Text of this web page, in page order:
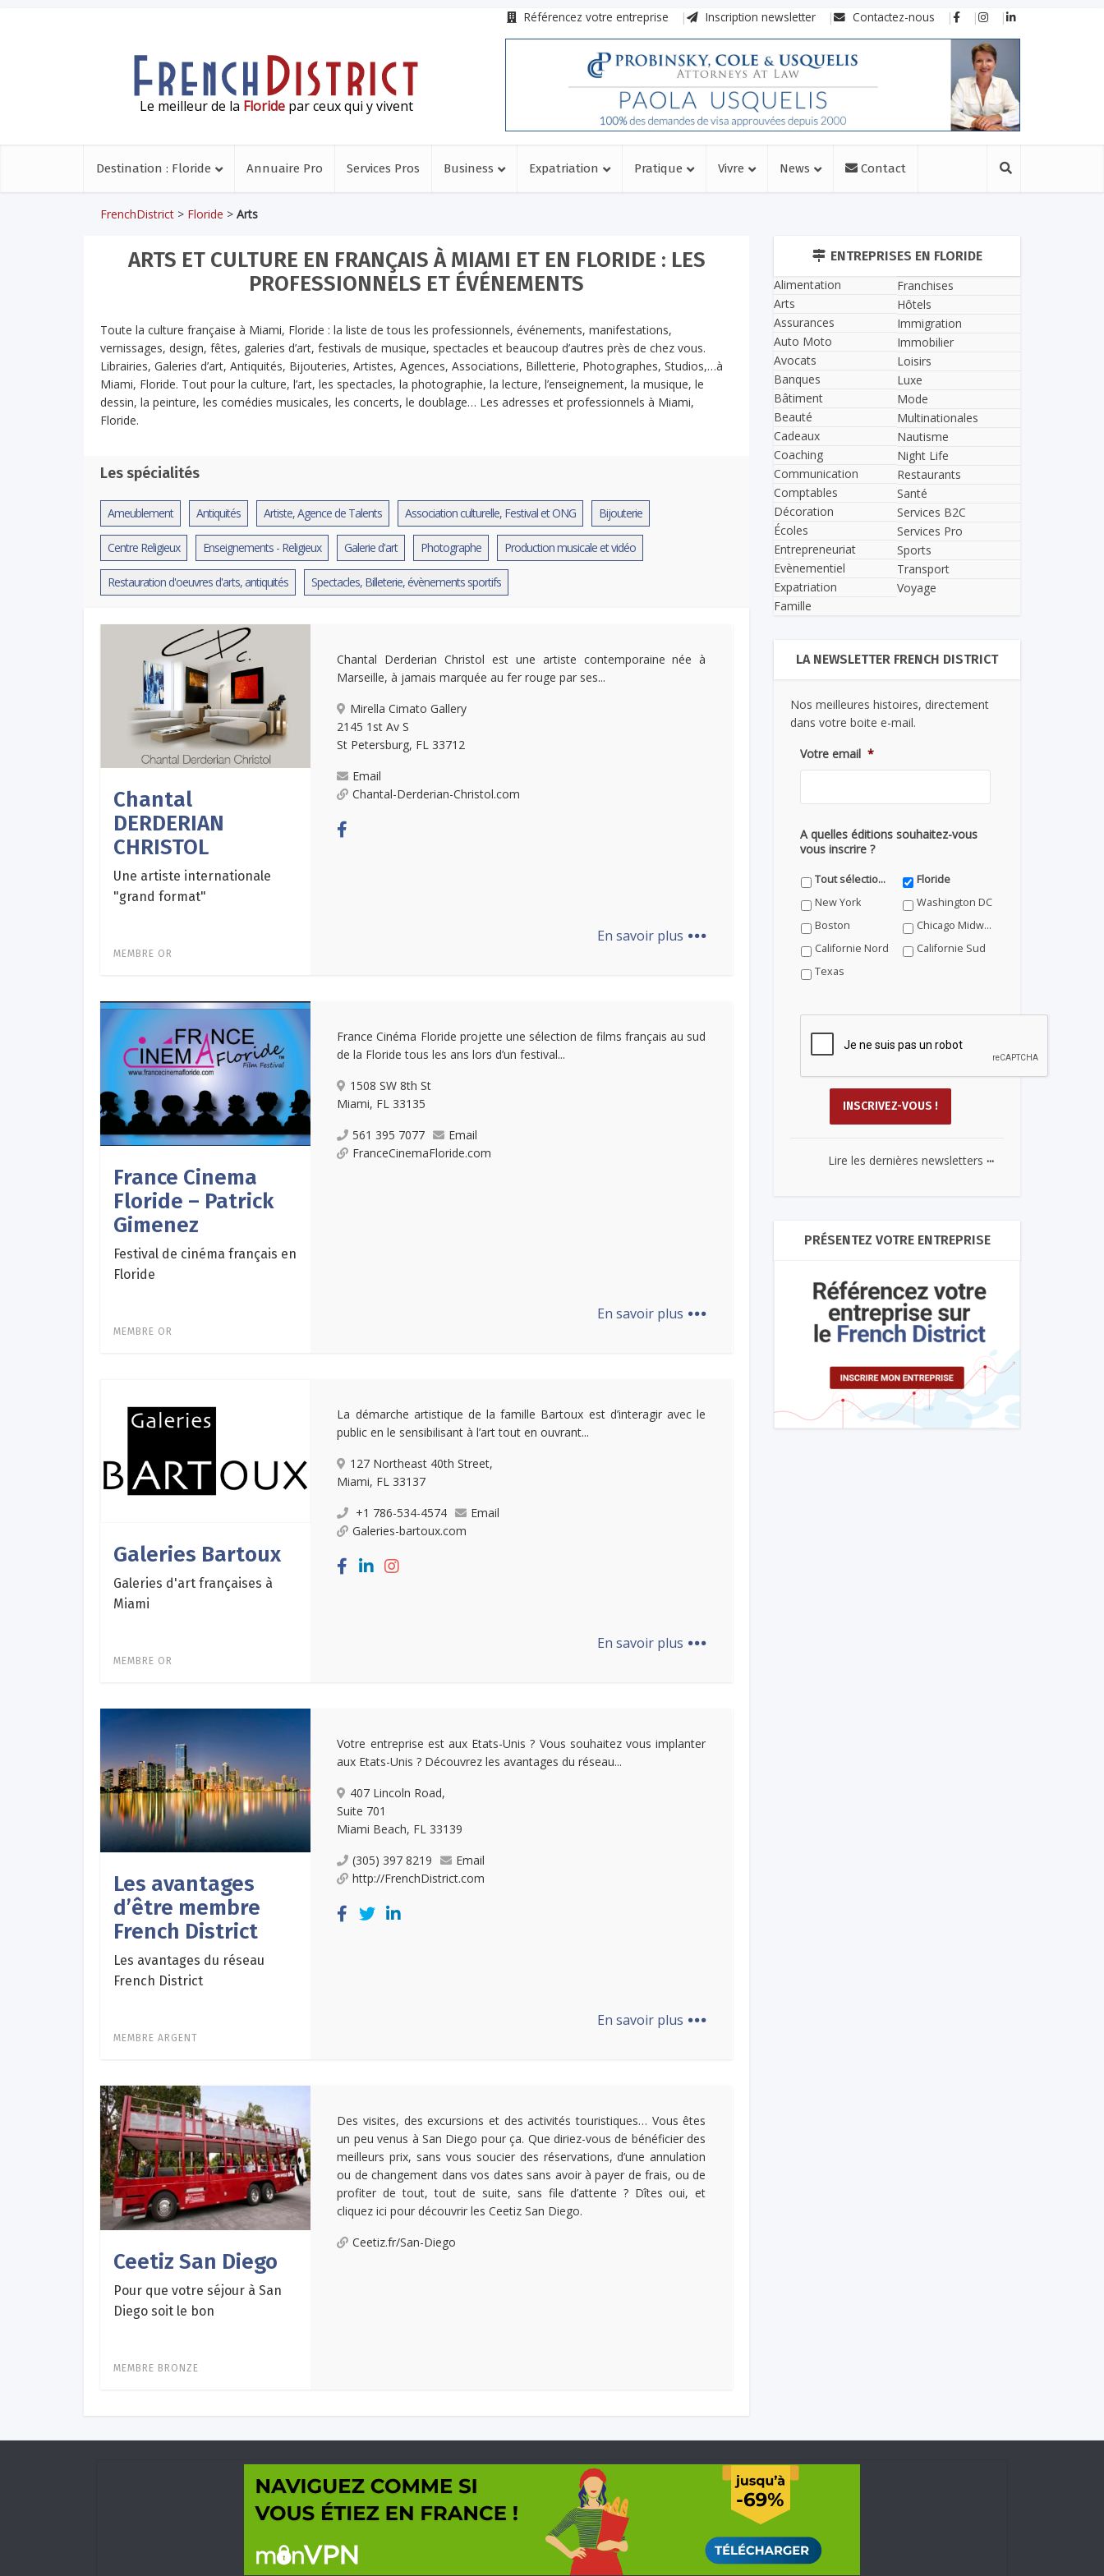
Référencez votre entreprise Inscription newsletter Contactez-nous
Le meilleur de la Floridepar ceux qui y vivent
Destination : Floride Annuaire Pro Services Pros Business Expatriation Pratique Vivre News Contact
FrenchDistrict > Floride > Arts
ARTS ET CULTURE EN FRANÇAIS À MIAMI ET EN FLORIDE : LES
PROFESSIONNELS ET ÉVÉNEMENTS
Toute la culture française à Miami, Floride : la liste de tous les professionnels, événements, manifestations,
vernissages, design, fêtes, galeries d’art, festivals de musique, spectacles et beaucoup d’autres près de chez vous.
Librairies, Galeries d’art, Antiquités, Bijouteries, Artistes, Agences, Associations, Billetterie, Photographes, Studios,…à
Miami, Floride. Tout pour la culture, l’art, les spectacles, la photographie, la lecture, l’enseignement, la musique, le
dessin, la peinture, les comédies musicales, les concerts, le doublage… Les adresses et professionnels à Miami,
Floride.
Les spécialités
Ameublement Antiquités Artiste, Agence de Talents Association culturelle, Festival et ONG Bijouterie
Centre Religieux Enseignements - Religieux Galerie d'art Photographe Production musicale et vidéo
Restauration d'oeuvres d'arts, antiquités Spectacles, Billeterie, évènements sportifs
Chantal
DERDERIAN
CHRISTOL
Une artiste internationale
"grand format"
MEMBRE OR
Chantal Derderian Christol est une artiste contemporaine née à
Marseille, à jamais marquée au fer rouge par ses...
Mirella Cimato Gallery
2145 1st Av S
St Petersburg, FL 33712
Email
Chantal-Derderian-Christol.com
En savoir plus ...
France Cinema
Floride – Patrick
Gimenez
Festival de cinéma français en
Floride
MEMBRE OR
France Cinéma Floride projette une sélection de films français au sud
de la Floride tous les ans lors d’un festival...
1508 SW 8th St
Miami, FL 33135
561 395 7077
Email
FranceCinemaFloride.com
En savoir plus ...
Galeries Bartoux
Galeries d'art françaises à
Miami
MEMBRE OR
La démarche artistique de la famille Bartoux est d’interagir avec le
public en le sensibilisant à l’art tout en ouvrant...
127 Northeast 40th Street,
Miami, FL 33137
+1 786-534-4574
Email
Galeries-bartoux.com
En savoir plus ...
Les avantages
d’être membre
French District
Les avantages du réseau
French District
MEMBRE ARGENT
Votre entreprise est aux Etats-Unis ? Vous souhaitez vous implanter
aux Etats-Unis ? Découvrez les avantages du réseau...
407 Lincoln Road,
Suite 701
Miami Beach, FL 33139
(305) 397 8219
Email
http://FrenchDistrict.com
En savoir plus ...
Ceetiz San Diego
Pour que votre séjour à San
Diego soit le bon
MEMBRE BRONZE
Des visites, des excursions et des activités touristiques… Vous êtes
un peu venus à San Diego pour ça. Que diriez-vous de bénéficier des
meilleurs prix, sans vous soucier des réservations, d’une annulation
ou de changement dans vos dates sans avoir à payer de frais, ou de
profiter de tout, tout de suite, sans file d’attente ? Dîtes oui, et
cliquez ici pour découvrir les Ceetiz San Diego.
Ceetiz.fr/San-Diego
ENTREPRISES EN FLORIDE
Alimentation
Arts
Assurances
Auto Moto
Avocats
Banques
Bâtiment
Beauté
Cadeaux
Coaching
Communication
Comptables
Décoration
Écoles
Entrepreneuriat
Evènementiel
Expatriation
Famille
Franchises
Hôtels
Immigration
Immobilier
Loisirs
Luxe
Mode
Multinationales
Nautisme
Night Life
Restaurants
Santé
Services B2C
Services Pro
Sports
Transport
Voyage
LA NEWSLETTER FRENCH DISTRICT
Nos meilleures histoires, directement
dans votre boite e-mail.
Votre email *
A quelles éditions souhaitez-vous
vous inscrire ?
Tout sélectionner
Floride
New York
Washington DC
Boston
Chicago Midwest
Californie Nord
Californie Sud
Texas
Lire les dernières newsletters ...
PRÉSENTEZ VOTRE ENTREPRISE